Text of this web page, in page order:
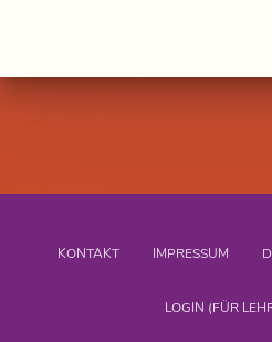
KONTAKT IMPRESSUM
LOGIN (FÜR